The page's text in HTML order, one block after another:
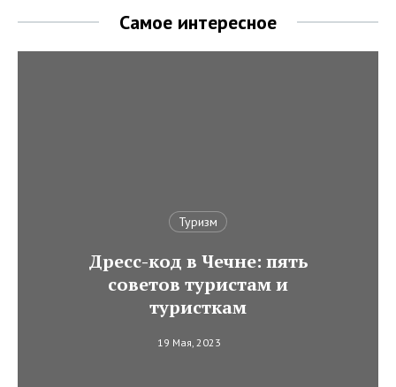
Самое интересное
Туризм
Дресс-код в Чечне: пять
советов туристам и
туристкам
19 Мая, 2023